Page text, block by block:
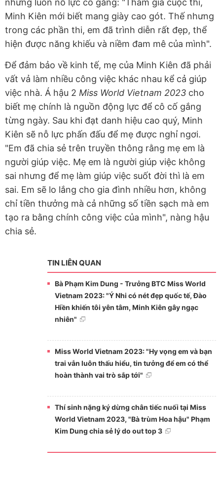
Minh Kiên mới biết mang giày cao gót. Thế nhưng
trong các phần thi, em đã trình diễn rất đẹp, thể
hiện được năng khiếu và niềm đam mê của mình".
Để đảm bảo về kinh tế, mẹ của Minh Kiên đã phải
vất vả làm nhiều công việc khác nhau kể cả giúp
việc nhà. Á hậu 2 Miss World Vietnam 2023 cho
biết mẹ chính là nguồn động lực để cô cố gắng
từng ngày. Sau khi đạt danh hiệu cao quý, Minh
Kiên sẽ nỗ lực phấn đấu để mẹ được nghỉ ngơi.
"Em đã chia sẻ trên truyền thông rằng mẹ em là
người giúp việc. Mẹ em là người giúp việc không
sai nhưng để mẹ làm giúp việc suốt đời thì là em
sai. Em sẽ lo lắng cho gia đình nhiều hơn, không
chỉ tiền thưởng mà cả những số tiền sạch mà em
tạo ra bằng chính công việc của mình", nàng hậu
chia sẻ.
TIN LIÊN QUAN
Bà Phạm Kim Dung - Trưởng BTC Miss World
Vietnam 2023: "Ý Nhi có nét đẹp quốc tế, Đào
Hiền khiến tôi yên tâm, Minh Kiên gây ngạc
nhiên"
Miss World Vietnam 2023: "Hy vọng em và bạn
trai vẫn luôn thấu hiểu, tin tưởng để em có thể
hoàn thành vai trò sắp tới"
Thí sinh nặng ký dừng chân tiếc nuối tại Miss
World Vietnam 2023, "Bà trùm Hoa hậu" Phạm
Kim Dung chia sẻ lý do out top 3